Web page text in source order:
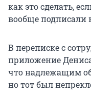
как это сделать,
вообще подписали
В переписке с
приложение
что надлежащим
но тот был